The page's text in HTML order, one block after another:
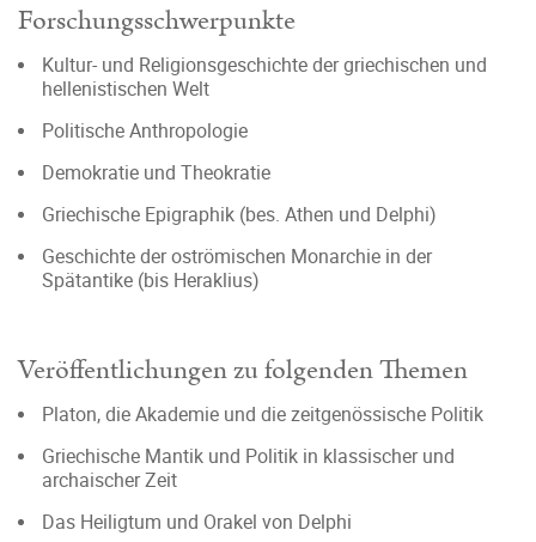
Forschungsschwerpunkte
Kultur- und Religionsgeschichte der griechischen und
hellenistischen Welt
Politische Anthropologie
Demokratie und Theokratie
Griechische Epigraphik (bes. Athen und Delphi)
Geschichte der oströmischen Monarchie in der
Spätantike (bis Heraklius)
Veröffentlichungen zu folgenden Themen
Platon, die Akademie und die zeitgenössische Politik
Griechische Mantik und Politik in klassischer und
archaischer Zeit
Das Heiligtum und Orakel von Delphi